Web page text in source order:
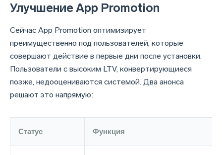
Улучшение App Promotion
Сейчас App Promotion оптимизирует
преимущественно под пользователей, которые
совершают действие в первые дни после установки.
Пользователи с высоким LTV, конвертирующиеся
позже, недооцениваются системой. Два анонса
решают это напрямую:
Статус Функция